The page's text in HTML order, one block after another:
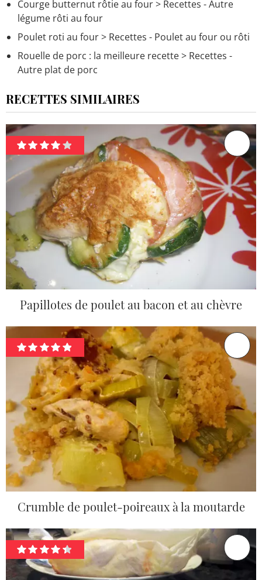
Courge butternut rôtie au four> Recettes - Autre
légume rôti au four
Poulet roti au four> Recettes - Poulet au four ou rôti
Rouelle de porc : la meilleure recette> Recettes -
Autre plat de porc
RECETTES SIMILAIRES
Papillotes de poulet au bacon et au chèvre
Crumble de poulet-poireaux à la moutarde